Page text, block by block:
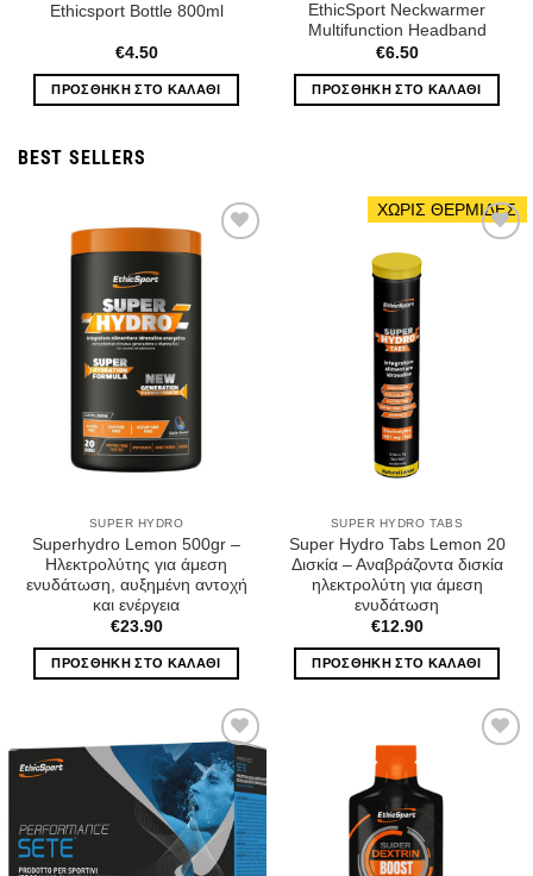
Ethicsport Bottle 800ml
€4.50
ΠΡΟΣΘΉΚΗ ΣΤΟ ΚΑΛΆΘΙ
EthicSport Neckwarmer
Multifunction Headband
€6.50
ΠΡΟΣΘΉΚΗ ΣΤΟ ΚΑΛΆΘΙ
BEST SELLERS
SUPER HYDRO
Superhydro Lemon 500gr –
Ηλεκτρολύτης για άμεση
ενυδάτωση, αυξημένη αντοχή
και ενέργεια
€23.90
ΠΡΟΣΘΉΚΗ ΣΤΟ ΚΑΛΆΘΙ
ΧΩΡΙΣ ΘΕΡΜΙΔΕΣ
SUPER HYDRO TABS
Super Hydro Tabs Lemon 20
Δισκία – Αναβράζοντα δισκία
ηλεκτρολύτη για άμεση
ενυδάτωση
€12.90
ΠΡΟΣΘΉΚΗ ΣΤΟ ΚΑΛΆΘΙ
Wishlist